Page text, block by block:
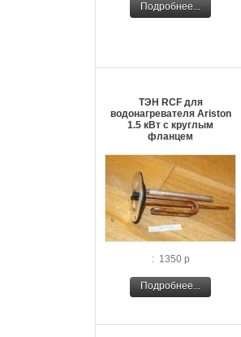
Подробнее...
ТЭН RCF для
водонагревателя Ariston
1.5 кВт с круглым
фланцем
: 1350 р
Подробнее...